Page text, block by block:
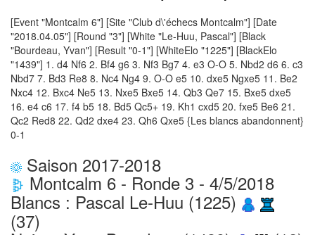
[Event "Montcalm 6"] [Site "Club d\'échecs Montcalm"] [Date
"2018.04.05"] [Round "3"] [White "Le-Huu, Pascal"] [Black
"Bourdeau, Yvan"] [Result "0-1"] [WhiteElo "1225"] [BlackElo
"1439"] 1. d4 Nf6 2. Bf4 g6 3. Nf3 Bg7 4. e3 O-O 5. Nbd2 d6 6. c3
Nbd7 7. Bd3 Re8 8. Nc4 Ng4 9. O-O e5 10. dxe5 Ngxe5 11. Be2
Nxc4 12. Bxc4 Ne5 13. Nxe5 Bxe5 14. Qb3 Qe7 15. Bxe5 dxe5
16. e4 c6 17. f4 b5 18. Bd5 Qc5+ 19. Kh1 cxd5 20. fxe5 Be6 21.
Qc2 Red8 22. Qd2 dxe4 23. Qh6 Qxe5 {Les blancs abandonnent}
0-1
Saison 2017-2018
Montcalm 6 - Ronde 3 - 4/5/2018
Blancs : Pascal Le-Huu (1225)
(37)